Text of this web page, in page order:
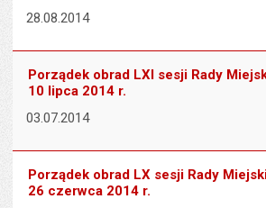
28.08.2014
Porządek obrad LXI sesji Rady
10 lipca 2014 r.
03.07.2014
Porządek obrad LX sesji Rady
26 czerwca 2014 r.